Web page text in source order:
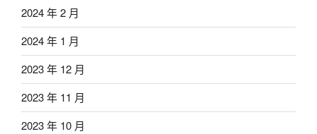
2024 年 2 月
2024 年 1 月
2023 年 12 月
2023 年 11 月
2023 年 10 月